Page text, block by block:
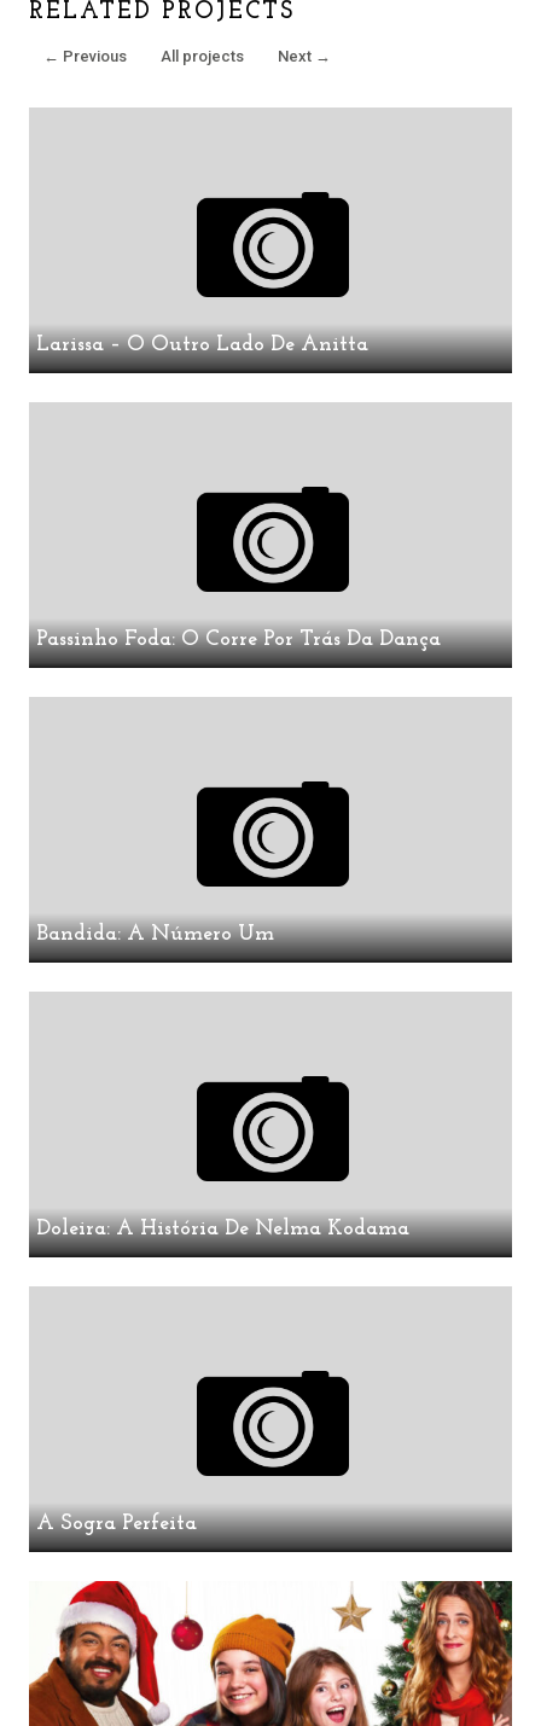
RELATED PROJECTS
← Previous All projects Next →
Larissa – O Outro Lado De Anitta
Passinho Foda: O Corre Por Trás Da Dança
Bandida: A Número Um
Doleira: A História De Nelma Kodama
A Sogra Perfeita